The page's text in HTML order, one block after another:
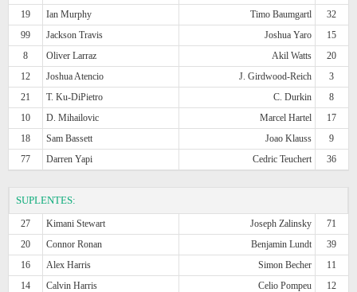
19
Ian Murphy Timo Baumgartl
32
99
Jackson Travis Joshua Yaro
15
8
Oliver Larraz Akil Watts
20
12
Joshua Atencio J. Girdwood-Reich
3
21
T. Ku-DiPietro C. Durkin
8
10
D. Mihailovic Marcel Hartel
17
18
Sam Bassett Joao Klauss
9
77
Darren Yapi Cedric Teuchert 36
SUPLENTES:
27 Kimani Stewart Joseph Zalinsky
71
20
Connor Ronan Benjamin Lundt
39
16
Alex Harris Simon Becher
11
14
Calvin Harris Celio Pompeu
12